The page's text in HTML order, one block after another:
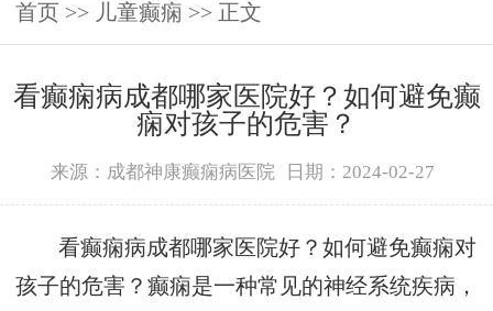
首页 >> 儿童癫痫 >> 正文
看癫痫病成都哪家医院好？如何避免癫
痫对孩子的危害？
来源：成都神康癫痫病医院 日期：2024-02-27
看癫痫病成都哪家医院好？如何避免癫痫对
孩子的危害？癫痫是一种常见的神经系统疾病，